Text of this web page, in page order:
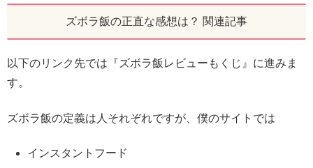
ズボラ飯の正直な感想は？ 関連記事
以下のリンク先では『ズボラ飯レビューもくじ』に進みま
す。
ズボラ飯の定義は人それぞれですが、僕のサイトでは
インスタントフード